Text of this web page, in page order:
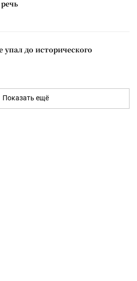
упал до исторического
Показать ещё